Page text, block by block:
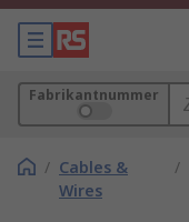
Fabrikantnummer
/ Cables &
Wires
/